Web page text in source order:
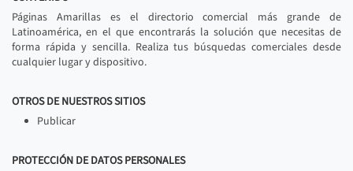
Páginas Amarillas es el directorio comercial más grande de
Latinoamérica, en el que encontrarás la solución que necesitas de
forma rápida y sencilla. Realiza tus búsquedas comerciales desde
cualquier lugar y dispositivo.
OTROS DE NUESTROS SITIOS
Publicar
PROTECCIÓN DE DATOS PERSONALES